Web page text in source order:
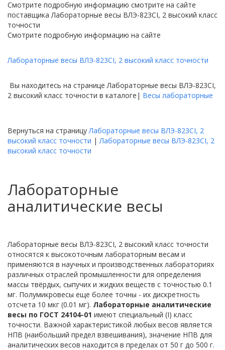
Смотрите подробную информацию смотрите на сайте
поставщика Лабораторные весы ВЛЭ-823CI, 2 высокий класс
точности
Смотрите подробную информацию на сайте
Лабораторные весы ВЛЭ-823CI, 2 высокий класс точности
Вы находитесь на странице Лабораторные весы ВЛЭ-823CI,
2 высокий класс точности в каталоге| Весы лабораторные
Вернуться на страницу Лабораторные весы ВЛЭ-823CI, 2
высокий класс точности | Лабораторные весы ВЛЭ-823CI, 2
высокий класс точности
Лабораторные
аналитические весы
Лабораторные весы ВЛЭ-823CI, 2 высокий класс точности
относятся к высокоточным лабораторным весам и
применяются в научных и производственных лабораториях
различных отраслей промышленности для определения
массы твёрдых, сыпучих и жидких веществ с точностью 0.1
мг. Полумикровесы еще более точны - их дискретность
отсчета 10 мкг (0.01 мг). Лабораторные аналитические
весы по ГОСТ 24104-01 имеют специальный (I) класс
точности. Важной характеристикой любых весов является
НПВ (наибольший предел взвешивания), значение НПВ для
аналитических весов находится в пределах от 50 г до 500 г.